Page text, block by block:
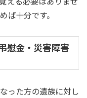
ば十分です。
慰金・災害障害
った方の遺族に対し